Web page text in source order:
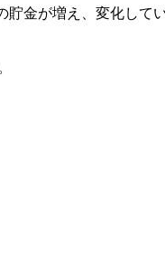
貯金が増え、変化して